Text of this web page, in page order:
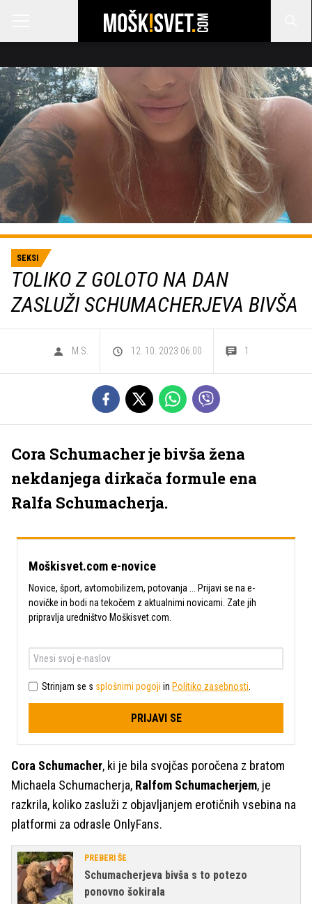
SEKSI
TOLIKO Z GOLOTO NA DAN
ZASLUŽI SCHUMACHERJEVA BIVŠA
M.S. 12. 10. 2023 06.00 1
Cora Schumacher je bivša žena
nekdanjega dirkača formule ena
Ralfa Schumacherja.
Moškisvet.com e-novice
Novice, šport, avtomobilizem, potovanja ... Prijavi se na e-
novičke in bodi na tekočem z aktualnimi novicami. Zate jih
pripravlja uredništvo Moškisvet.com.
Strinjam se s splošnimi pogoji in Politiko zasebnosti
PRIJAVI SE
Cora Schumacher, ki je bila svojčas poročena z bratom
Michaela Schumacherja, Ralfom Schumacherjem, je
razkrila, koliko zasluži z objavljanjem erotičnih vsebina na
platformi za odrasle OnlyFans.
PREBERI ŠE
Schumacherjeva bivša s to potezo
ponovno šokirala